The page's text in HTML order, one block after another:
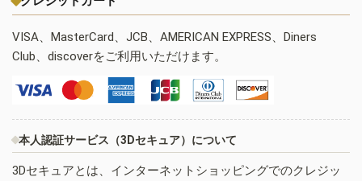
VISA、MasterCard、JCB、AMERICAN EXPRESS、Diners
Club、discoverをご利用いただけます。
本人認証サービス（3Dセキュア）について
3Dセキュアとは、インターネットショッピングでのクレジッ